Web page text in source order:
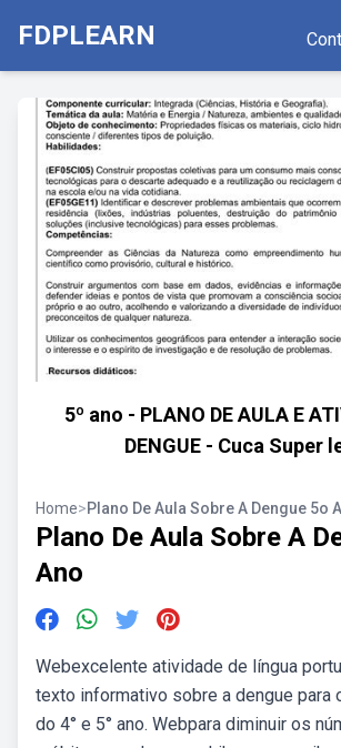
FDPLEARN
5º ano - PLANO DE AULA E
DENGUE - Cuca Super
Home>Plano De Aula Sobre A Dengue 5o
Plano De Aula Sobre A
Ano
Webexcelente atividade de língua
texto informativo sobre a dengue para
do 4° e 5° ano. Webpara diminuir os